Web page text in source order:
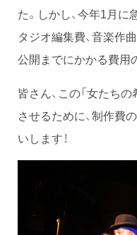
た。しかし、今年1月
タジオ編集費、音楽作
公開までにかかる費用
皆さん、この「女たち
させるために、制作費
いします！